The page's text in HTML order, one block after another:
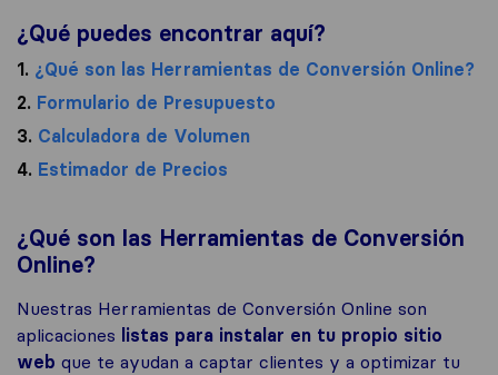
¿Qué puedes encontrar aquí?
1. ¿Qué son las Herramientas de Conversión Online?
2. Formulario de Presupuesto
3. Calculadora de Volumen
4. Estimador de Precios
¿Qué son las Herramientas de Conversión
Online?
Nuestras Herramientas de Conversión Online son
aplicaciones listas para instalar en tu propio sitio
web que te ayudan a captar clientes y a optimizar tu